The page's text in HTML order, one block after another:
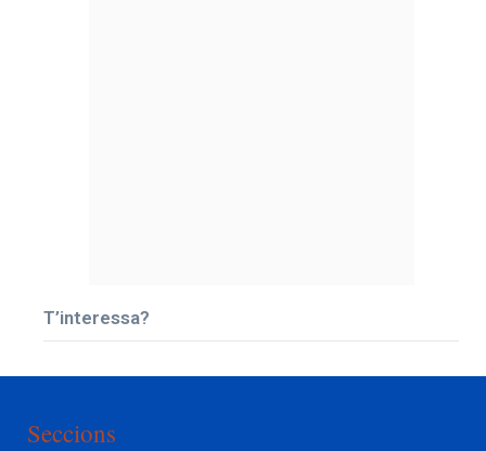
T’interessa?
Seccions